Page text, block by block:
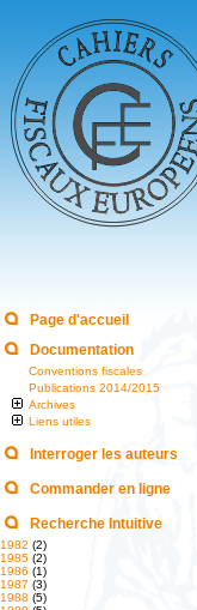
Page d'accueil
Documentation
Conventions fiscales
Publications 2014/2015
Archives
Liens utiles
Interroger les auteurs
Commander en ligne
Recherche Intuitive
1982 (2)
1985 (2)
1986 (1)
1987 (3)
1988 (5)